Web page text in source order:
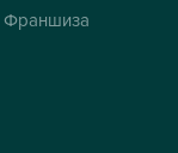
Франшиза